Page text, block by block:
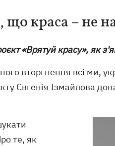
краса – не
«Врятуй красу», як
вторгнення всі ми,
Євгенія Ізмайлова
те, як